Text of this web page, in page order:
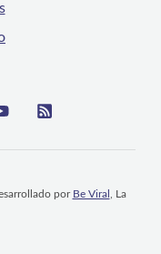
por Be Viral , La